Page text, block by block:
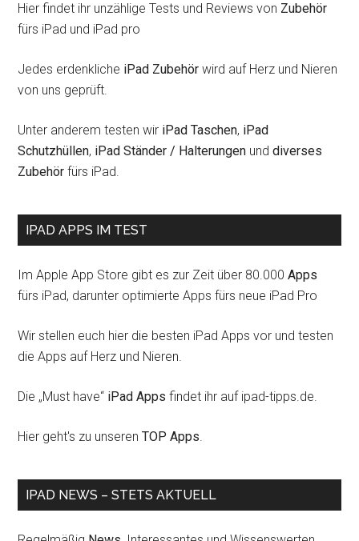
Hier findet ihr unzählige Tests und Reviews von Zubehör
fürs iPad und iPad pro
Jedes erdenkliche iPad Zubehör wird auf Herz und Nieren
von uns geprüft.
Unter anderem testen wir iPad Taschen, iPad
Schutzhüllen, iPad Ständer / Halterungen unddiverses
Zubehör fürs iPad.
IPAD APPS IM TEST
Im Apple App Store gibt es zur Zeit über 80.000Apps
fürs iPad, darunter optimierte Apps fürs neue iPad Pro
Wir stellen euch hier die besten iPad Apps vor und testen
die Apps auf Herz und Nieren.
Die „Must have“ iPad Apps findet ihr auf ipad-tipps.de.
Hier geht's zu unserenTOP Apps.
IPAD NEWS – STETS AKTUELL